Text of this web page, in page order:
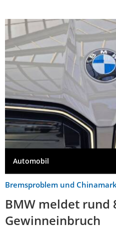
Automobil
Bremsproblem und
BMW meldet rund
Gewinneinbruch